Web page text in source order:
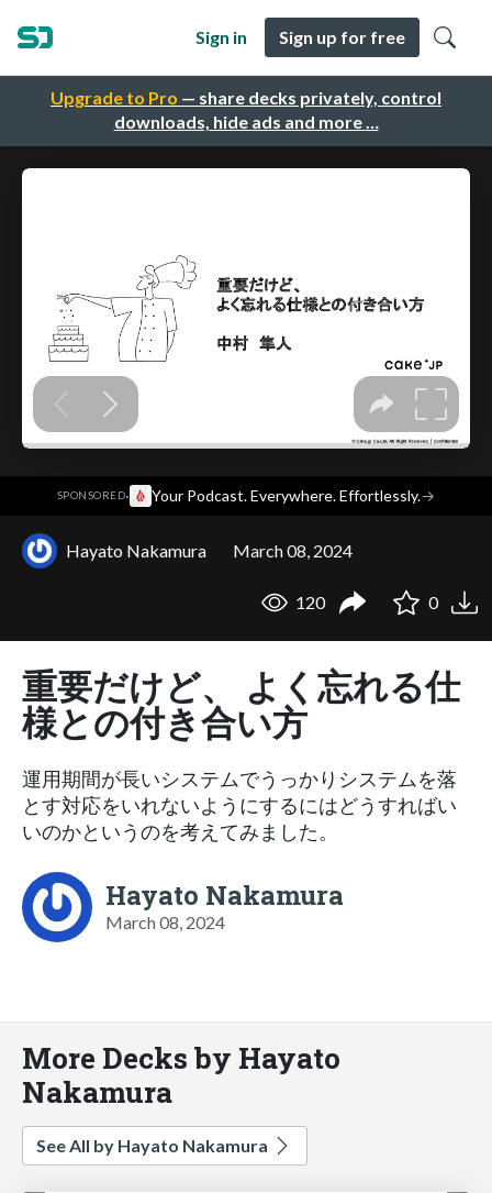
Upgrade to Pro — share decks privately, control
downloads, hide ads and more …
Sign in Sign up for free
SPONSORED· Your Podcast. Everywhere. Effortlessly.→
Hayato Nakamura March 08, 2024
120 0
重要だけど、 よく忘れる仕
様との付き合い方
運用期間が長いシステムでうっかりシステムを落
とす対応をいれないようにするにはどうすればい
いのかというのを考えてみました。
Hayato Nakamura
March 08, 2024
More Decks by Hayato
Nakamura
See All by Hayato Nakamura